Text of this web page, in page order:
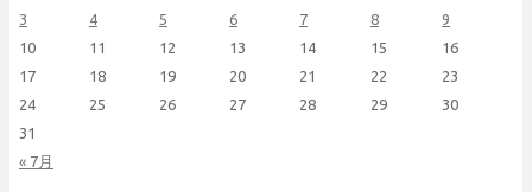
« 7月
3
4 5 6 7 8
9
10
11 12 13 14 15
16
17
18 19 20 21 22
23
24
25 26 27 28 29
30
31